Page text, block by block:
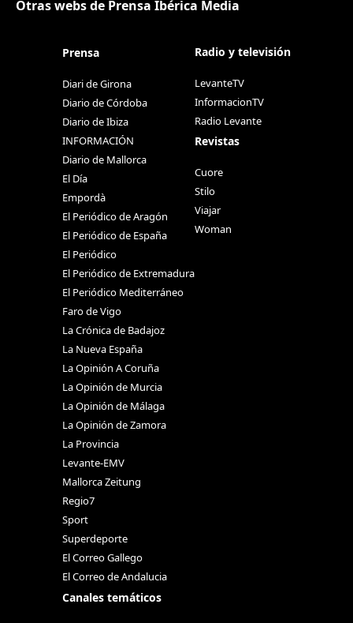
Otras webs de Prensa Ibérica Media
Prensa
Diari de Girona
Diario de Córdoba
Diario de Ibiza
INFORMACIÓN
Diario de Mallorca
El Día
Empordà
El Periódico de Aragón
El Periódico de España
El Periódico
El Periódico de Extremadura
El Periódico Mediterráneo
Faro de Vigo
La Crónica de Badajoz
La Nueva España
La Opinión A Coruña
La Opinión de Murcia
La Opinión de Málaga
La Opinión de Zamora
La Provincia
Levante-EMV
Mallorca Zeitung
Regio7
Sport
Superdeporte
El Correo Gallego
El Correo de Andalucia
Canales temáticos
Radio y televisión
LevanteTV
InformacionTV
Radio Levante
Revistas
Cuore
Stilo
Viajar
Woman